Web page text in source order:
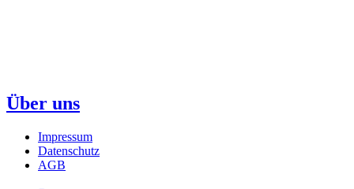
Über uns
Impressum
Datenschutz
AGB